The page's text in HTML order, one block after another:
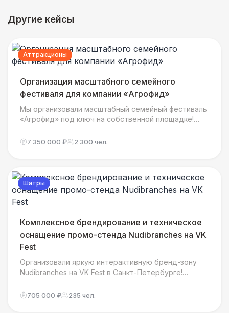
Другие кейсы
Аттракционы
Организация масштабного семейного
фестиваля для компании «Агрофид»
Мы организовали масштабный семейный фестиваль
«Агрофид» под ключ на собственной площадке!
особенности организации и как мы создали
7 350 000 ₽ 2 300 чел.
Шатры
Комплексное брендирование и техническое
оснащение промо-стенда Nudibranches на VK
Fest
Организовали яркую интерактивную бренд-зону
Nudibranches на VK Fest в Санкт-Петербурге!
атмосферу, обеспечили площадку шатрами и
705 000 ₽ 235 чел.